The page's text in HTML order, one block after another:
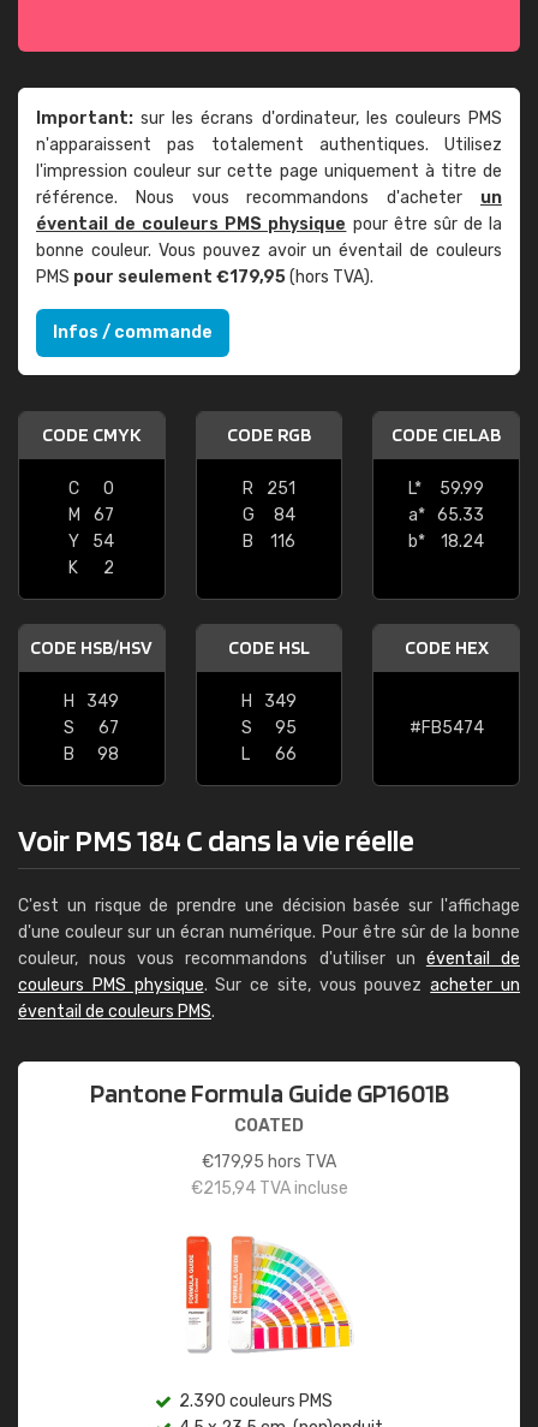
Important: sur les écrans d'ordinateur, les couleurs PMS
n'apparaissent pas totalement authentiques. Utilisez
l'impression couleur sur cette page uniquement à titre de
référence. Nous vous recommandons d'acheter un
éventail de couleurs PMS physique pour être sûr de la
bonne couleur. Vous pouvez avoir un éventail de couleurs
PMS pour seulement €179,95(hors TVA).
Infos / commande
CODE CMYK
C
0
M
67
Y
54
K
2
CODE RGB
R
251
G
84
B
116
CODE CIELAB
L*
59.99
a* 65.33
b*
18.24
CODE HSB/HSV
H
349
S
67
B
98
CODE HSL
H
349
S
95
L
66
CODE HEX
#FB5474
Voir PMS 184 C dans la vie réelle
C'est un risque de prendre une décision basée sur l'affichage
d'une couleur sur un écran numérique. Pour être sûr de la bonne
couleur, nous vous recommandons d'utiliser un éventail de
couleurs PMS physique. Sur ce site, vous pouvezacheter un
éventail de couleurs PMS.
Pantone Formula Guide GP1601B
COATED
€179,95 hors TVA
€215,94TVA incluse
2.390 couleurs PMS